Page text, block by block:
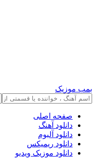
بمب موزیک
صفحه اصلی
دانلود آهنگ
دانلود آلبوم
دانلود ریمیکس
دانلود موزیک ویدیو